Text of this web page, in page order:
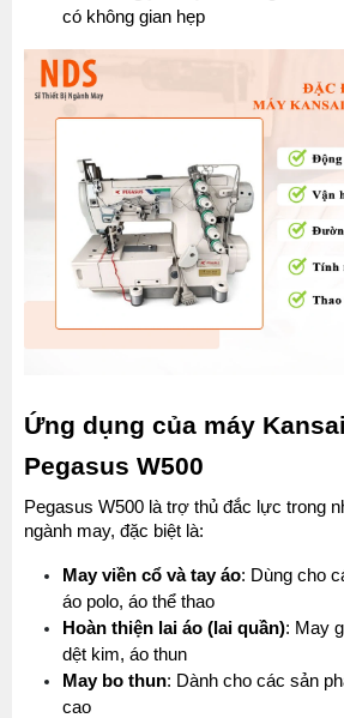
có không gian hẹp
Ứng dụng của máy
Pegasus W500
Pegasus W500 là trợ thủ đắc lực trong
ngành may, đặc biệt là:
May viền cổ và tay áo: Dùng cho
áo polo, áo thể thao
Hoàn thiện lai áo (lai quần): May
dệt kim, áo thun
May bo thun: Dành cho các sản
cao